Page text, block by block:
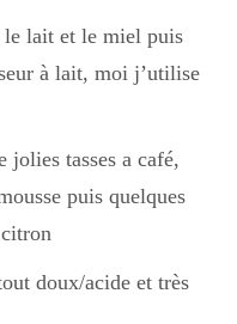
le lait et le miel puis
à lait, moi j’utilise
jolies tasses a café,
puis quelques
doux/acide et très